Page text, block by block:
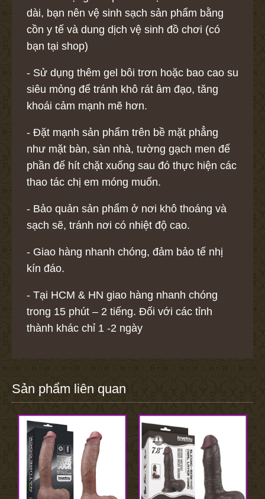
dài, bạn nên vệ sinh sạch sản phẩm bằng
cồn y tế và dung dịch vệ sinh đồ chơi (có
bạn tại shop)
- Sử dụng thêm gel bôi trơn hoặc bao cao su
siêu mỏng để tránh khô rát âm đạo, tăng
khoái cảm mạnh mẽ hơn.
- Đặt mạnh sản phẩm trên bề mặt phẳng
như mặt bàn, sàn nhà, tường gạch men để
phần đế hít chặt xuống sau đó thực hiện các
thao tác chị em móng muốn.
- Bảo quản sản phẩm ở nơi khô thoáng và
sạch sẽ, tránh nơi có nhiệt độ cao.
- Giao hàng nhanh chóng, đảm bảo tế nhị
kín đáo.
- Tại HCM & HN giao hàng nhanh chóng
trong 15 phút – 2 tiếng. Đối với các tỉnh
thành khác chỉ 1 -2 ngày
Sản phẩm liên quan